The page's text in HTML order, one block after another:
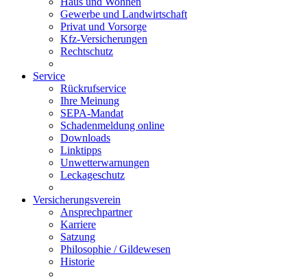
Gewerbe und Landwirtschaft
Privat und Vorsorge
Kfz-Versicherungen
Rechtschutz
Service
Rückrufservice
Ihre Meinung
SEPA-Mandat
Schadenmeldung online
Downloads
Linktipps
Unwetterwarnungen
Leckageschutz
Versicherungsverein
Ansprechpartner
Karriere
Satzung
Philosophie / Gildewesen
Historie